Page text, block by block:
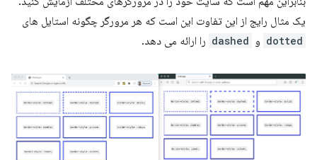
یک مثال رایج از این تفاوت این است که هر مرورگر چگونه استایل های
dotted و dashed را ارائه می دهد.